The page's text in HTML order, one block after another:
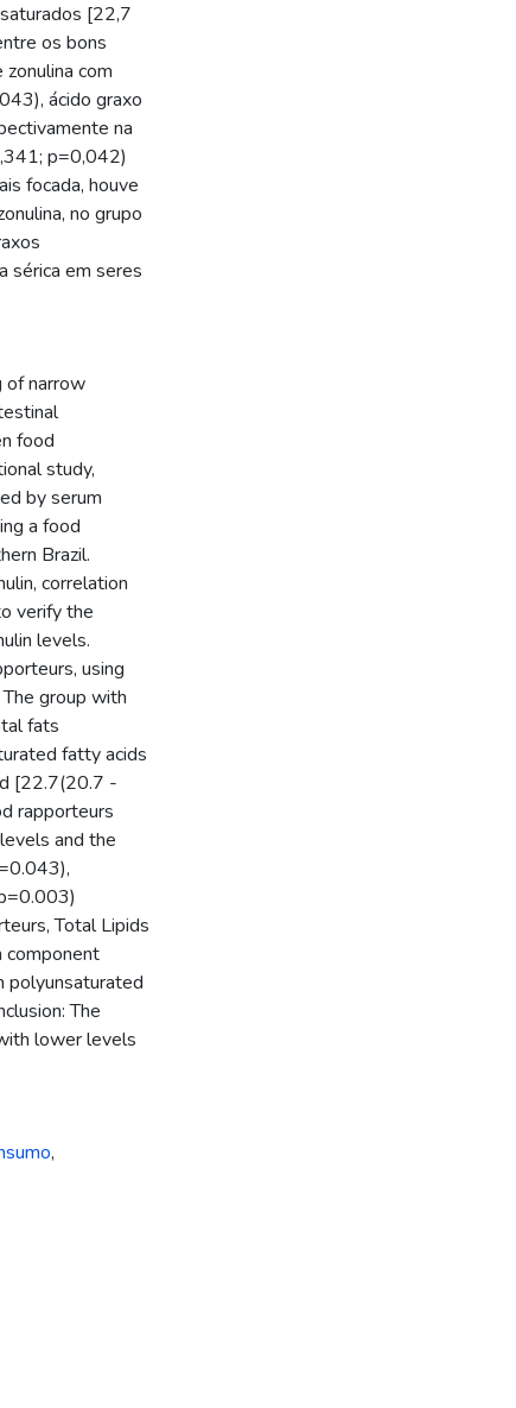
[22,7
os bons
com
ácido graxo
na
p=0,042)
focada, houve
no grupo
sérica em seres
of narrow
food
study,
by serum
a food
Brazil.
correlation
verify the
levels.
using
group with
fats
fatty acids
[22.7(20.7 -
rapporteurs
and the
Total Lipids
component
polyunsaturated
The
lower levels
,